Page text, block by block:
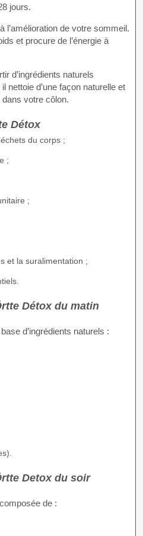
jours.
l’amélioration de votre sommeil.
et procure de l’énergie à
d’ingrédients naturels
nettoie d’une façon naturelle et
votre côlon.
Détox
du corps ;
;
;
et la suralimentation ;
Détox du matin
d’ingrédients naturels :
Detox du soir
de :